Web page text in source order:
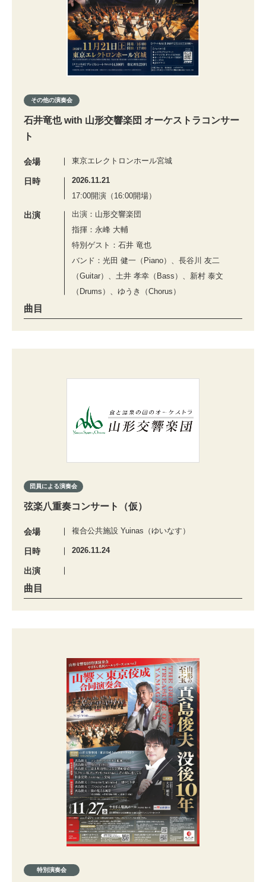
その他の演奏会
石井竜也 with 山形交響楽団 オーケストラコンサー
ト
会場 東京エレクトロンホール宮城
日時
2026.11.21
17:00開演（16:00開場）
出演
出演：山形交響楽団
指揮：永峰 大輔
特別ゲスト：石井 竜也
バンド：光田 健一（Piano）、長谷川 友二
（Guitar）、土井 孝幸（Bass）、新村 泰文
（Drums）、ゆうき（Chorus）
曲目
団員による演奏会
弦楽八重奏コンサート（仮）
会場 複合公共施設 Yuinas（ゆいなす）
日時 2026.11.24
出演
曲目
特別演奏会